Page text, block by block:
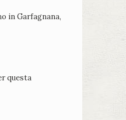
in Garfagnana,
questa